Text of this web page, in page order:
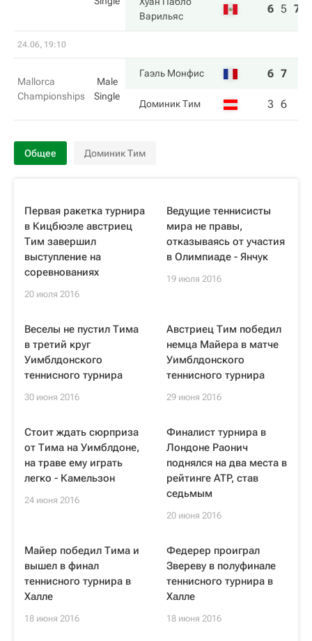
Варильяс
6 5 7
24.06, 19:10
Mallorca
Championships
Male
Single
Гаэль Монфис 6 7
Доминик Тим 3 6
Общее Доминик Тим
Первая ракетка турнира
в Кицбюэле австриец
Тим завершил
выступление на
соревнованиях
20 июля 2016
Ведущие теннисисты
мира не правы,
отказываясь от участия
в Олимпиаде - Янчук
19 июля 2016
Веселы не пустил Тима
в третий круг
Уимблдонского
теннисного турнира
30 июня 2016
Австриец Тим победил
немца Майера в матче
Уимблдонского
теннисного турнира
29 июня 2016
Стоит ждать сюрприза
от Тима на Уимблдоне,
на траве ему играть
легко - Камельзон
24 июня 2016
Финалист турнира в
Лондоне Раонич
поднялся на два места в
рейтинге ATP, став
седьмым
20 июня 2016
Майер победил Тима и
вышел в финал
теннисного турнира в
Халле
18 июня 2016
Федерер проиграл
Звереву в полуфинале
теннисного турнира в
Халле
18 июня 2016